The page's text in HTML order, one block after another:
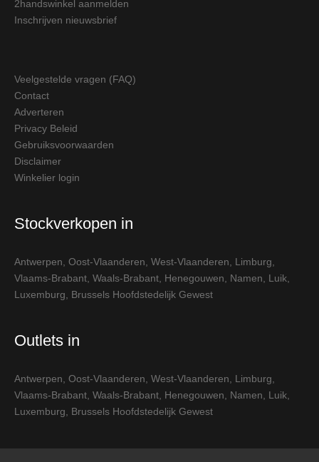
2handswinkel aanmelden
Inschrijven nieuwsbrief
Veelgestelde vragen (FAQ)
Contact
Adverteren
Privacy Beleid
Gebruiksvoorwaarden
Disclaimer
Winkelier login
Stockverkopen in
Antwerpen Oost-Vlaanderen West-Vlaanderen Limburg
Vlaams-Brabant Waals-Brabant Henegouwen Namen Luik
Luxemburg
Brussels Hoofdstedelijk Gewest
Outlets in
Antwerpen Oost-Vlaanderen West-Vlaanderen Limburg
Vlaams-Brabant Waals-Brabant Henegouwen Namen Luik
Luxemburg
Brussels Hoofdstedelijk Gewest